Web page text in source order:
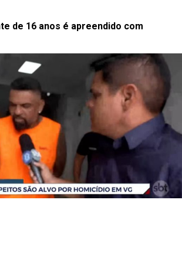
de 16 anos é apreendido com